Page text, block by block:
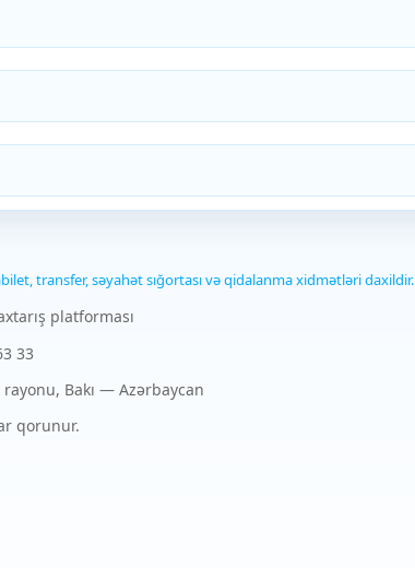
transfer, səyahət sığortası və qidalanma xidmətləri daxildir.
platforması
33
Bakı — Azərbaycan
qorunur.